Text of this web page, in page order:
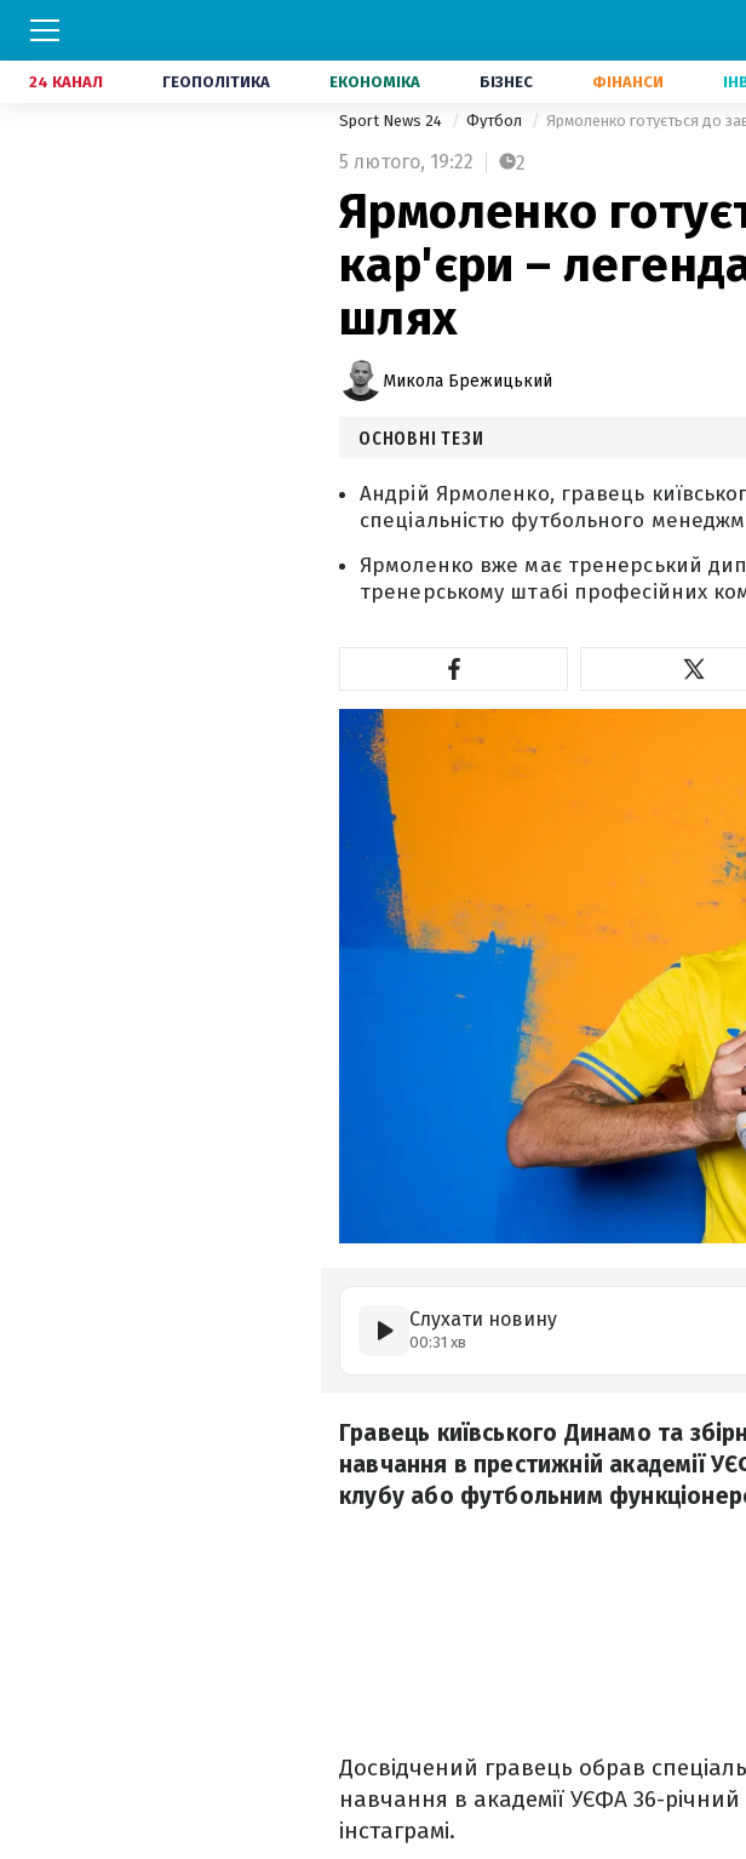
24 КАНАЛ ГЕОПОЛІТИКА ЕКОНОМІКА БІЗНЕС ФІНАНСИ
Sport News 24 Футбол Ярмоленко готується до
5 лютого, 19:22 2
Ярмоленко
кар'єри –
шлях
Микола Брежицький
ОСНОВНІ ТЕЗИ
Андрій Ярмоленко, гравець
спеціальністю футбольного
Ярмоленко вже має тренерський
тренерському штабі професійних
Слухати новину
00:31 хв
Гравець київського Динамо та
навчання в престижній академії
клубу або футбольним
Досвідчений гравець обрав
навчання в академії УЄФА 36-
інстаграмі.